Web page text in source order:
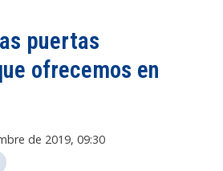
puertas
ofrecemos en
de 2019, 09:30